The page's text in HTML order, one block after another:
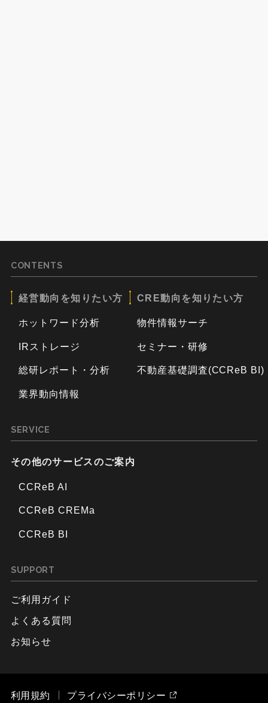
CONTENTS
経営動向を知りたい方
ホットワード分析
IRストレージ
総研レポート・分析
業界動向情報
CRE動向を知りたい方
物件情報サーチ
セミナー・研修
不動産基礎調査(CCReB BI)
SERVICE
その他のサービスのご案内
CCReB AI
CCReB CREMa
CCReB BI
SUPPORT
ご利用ガイド
よくある質問
お知らせ
利用規約 プライバシーポリシー